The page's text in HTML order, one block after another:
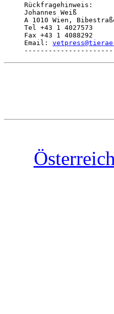
Rückfragehinweis:
Johannes Weiß
A 1010 Wien,
Tel +43 1 4027573
Fax +43 1 4088292
Email: